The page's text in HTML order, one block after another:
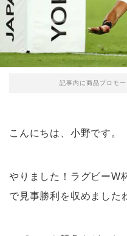
記事内に商品プロモ
こんにちは、小野です。
やりました！ラグビーW
で見事勝利を収めました